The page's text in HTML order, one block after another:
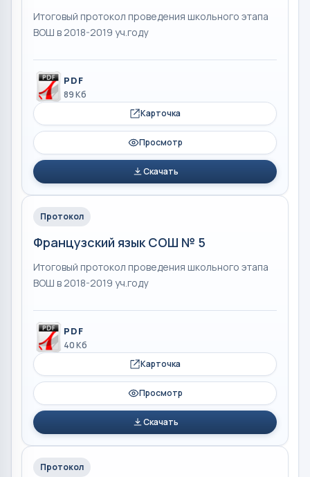
Итоговый протокол проведения школьного этапа
ВОШ в 2018-2019 уч.году
PDF
89 Кб
Карточка
Просмотр
Скачать
Протокол
Французский язык СОШ № 5
Итоговый протокол проведения школьного этапа
ВОШ в 2018-2019 уч.году
PDF
40 Кб
Карточка
Просмотр
Скачать
Протокол